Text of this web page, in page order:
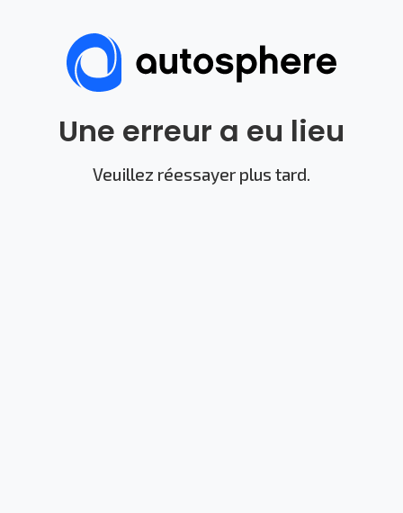
Une erreur a eu lieu
Veuillez réessayer plus tard.